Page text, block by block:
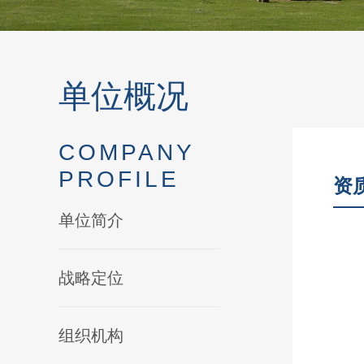
单位概况
COMPANY
PROFILE
单位简介
战略定位
组织机构
资